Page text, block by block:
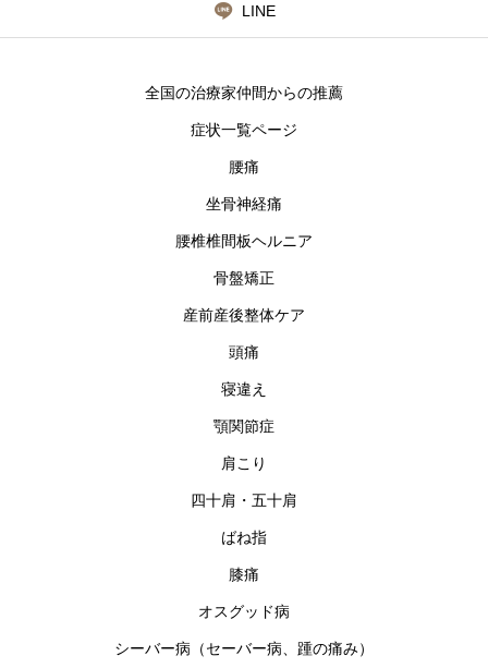
LINE
全国の治療家仲間からの推薦
症状一覧ページ
腰痛
坐骨神経痛
腰椎椎間板ヘルニア
骨盤矯正
産前産後整体ケア
頭痛
寝違え
顎関節症
肩こり
四十肩・五十肩
ばね指
膝痛
オスグッド病
シーバー病（セーバー病、踵の痛み）